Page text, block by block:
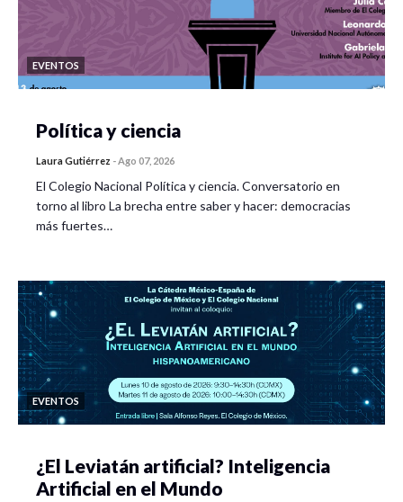
EVENTOS
Política y ciencia
Laura Gutiérrez -Ago 07, 2026
El Colegio Nacional Política y ciencia. Conversatorio en
torno al libro La brecha entre saber y hacer: democracias
más fuertes…
EVENTOS
¿El Leviatán artificial? Inteligencia
Artificial en el Mundo